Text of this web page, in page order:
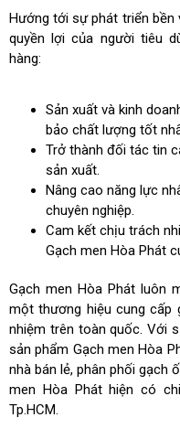
Hướng tới sự phát triển bền
quyền lợi của người tiêu
hàng:
Sản xuất và kinh
bảo chất lượng tốt
Trở thành đối tác tin
sản xuất.
Nâng cao năng lực
chuyên nghiệp.
Cam kết chịu trách
Gạch men Hòa Phát
Gạch men Hòa Phát luôn
một thương hiệu cung cấp
nhiệm trên toàn quốc. Với
sản phẩm Gạch men Hòa
nhà bán lẻ, phân phối gạch
men Hòa Phát hiện có
Tp.HCM.